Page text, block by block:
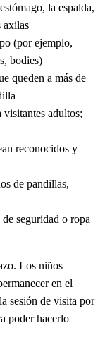
la espalda,
axilas
(por ejemplo,
bodies)
queden a más de
visitantes adultos;
reconocidos y
de pandillas,
seguridad o ropa
Los niños
en el
sesión de visita por
poder hacerlo